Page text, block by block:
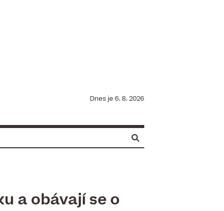
Dnes je 6. 8. 2026
a obávají se o